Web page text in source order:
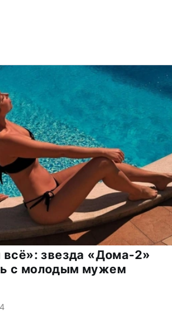
всё»: звезда «Дома-2»
с молодым мужем